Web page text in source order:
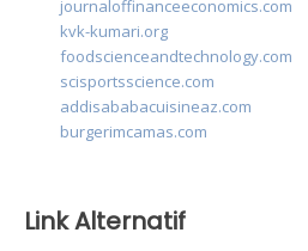
journaloffinanceeconomics.com
kvk-kumari.org
foodscienceandtechnology.com
scisportsscience.com
addisababacuisineaz.com
burgerimcamas.com
Link Alternatif